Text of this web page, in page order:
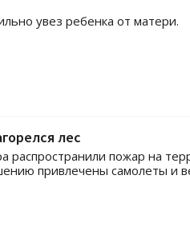
увез ребенка от матери.
лес
распространили пожар на
привлечены самолеты и